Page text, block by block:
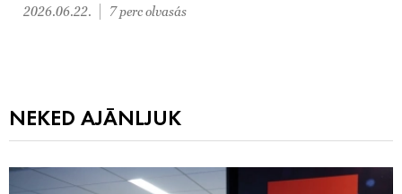
2026.06.22. 7 perc olvasás
NEKED AJÁNLJUK